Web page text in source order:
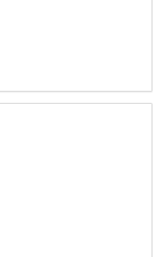
till verkstad en